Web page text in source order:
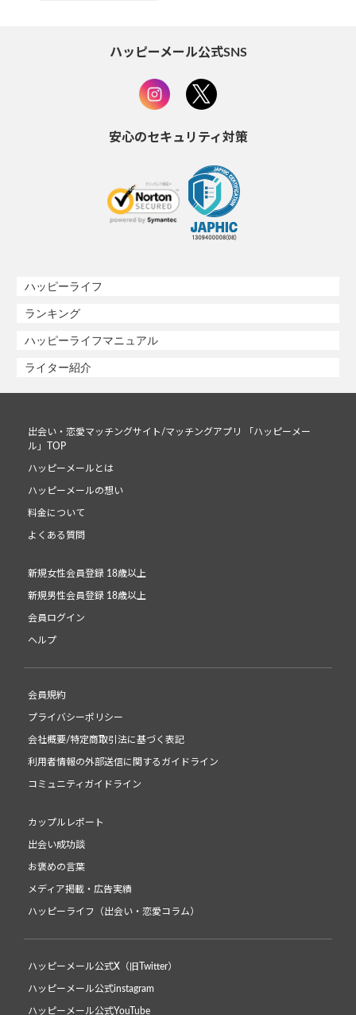
ハッピーメール公式SNS
安心のセキュリティ対策
ハッピーライフ
ランキング
ハッピーライフマニュアル
ライター紹介
出会い・恋愛マッチングサイト/マッチングアプリ 「ハッピーメー
ル」TOP
ハッピーメールとは
ハッピーメールの想い
料金について
よくある質問
新規女性会員登録 18歳以上
新規男性会員登録 18歳以上
会員ログイン
ヘルプ
会員規約
プライバシーポリシー
会社概要/特定商取引法に基づく表記
利用者情報の外部送信に関するガイドライン
コミュニティガイドライン
カップルレポート
出会い成功談
お褒めの言葉
メディア掲載・広告実績
ハッピーライフ（出会い・恋愛コラム）
ハッピーメール公式X（旧Twitter）
ハッピーメール公式instagram
ハッピーメール公式YouTube